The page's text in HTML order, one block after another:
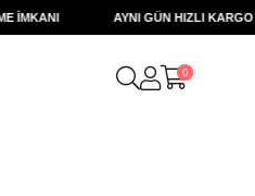
AYNI GÜN HIZLI KARGO VE
0